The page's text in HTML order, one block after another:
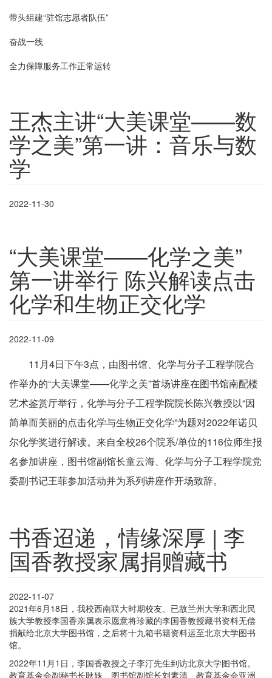
带头组建“驻馆志愿者队伍”
奋战一线
全力保障服务工作正常运转
王杰主讲“大美课堂——数
学之美”第一讲：音乐与数
学
2022-11-30
“大美课堂——化学之美”
第一讲举行 陈兴解读点击
化学和生物正交化学
2022-11-09
11月4日下午3点，由图书馆、化学与分子工程学院合
作举办的“大美课堂——化学之美”首场讲座在图书馆南配楼
艺术鉴赏厅举行，化学与分子工程学院院长陈兴教授以“因
简单而美丽的点击化学与生物正交化学”为题对2022年诺贝
尔化学奖进行解读。来自全校26个院系/单位的116位师生报
名参加讲座，图书馆副馆长童云海、化学与分子工程学院党
委副书记王菲参加活动并为系列讲座作开场致辞。
书香迢递，情缘深厚 | 李
国香教授家属捐赠藏书
2022-11-07
2021年6月18日，我校西南联大时期校友、已故兰州大学和西北民
族大学教授李国香亲属表示愿意将珍藏的李国香教授藏书资料无偿
捐献给北京大学图书馆，之后将十九箱书籍资料运至北京大学图书
馆。
2022年11月1日，李国香教授之子李汀先生到访北京大学图书馆。
教育基金会副秘书长耿姝、图书馆副馆长刘素清、教育基金会亚洲